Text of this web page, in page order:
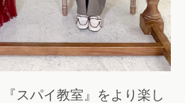
スパイ教室』をより楽し